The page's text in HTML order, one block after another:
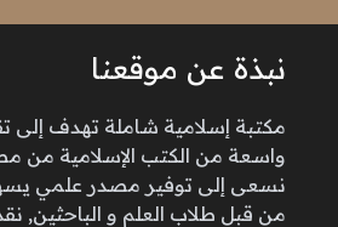
نبذة عن موقعنا
مكتبة إسلامية شاملة تهدف إلى
واسعة من الكتب الإسلامية من
نسعى إلى توفير مصدر علمي
من قبل طلاب العلم و الباحثين,